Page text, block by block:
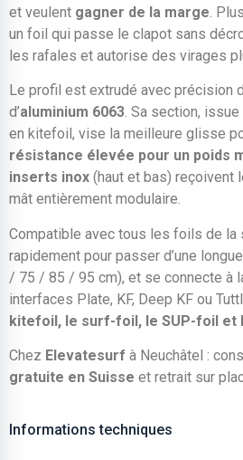
et veulent gagner de la marge .
un foil qui passe le clapot sans
les rafales et autorise des virages
Le profil est extrudé avec précision
d’aluminium 6063. Sa section, issue
en kitefoil, vise la meilleure glisse
résistance élevée pour un poids
inserts inox (haut et bas) reçoivent
mât entièrement modulaire.
Compatible avec tous les foils de la
rapidement pour passer d’une
/ 75 / 85 / 95 cm), et se connecte à
interfaces Plate, KF, Deep KF ou
kitefoil, le surf-foil, le SUP-foil et
Chez Elevatesurf à Neuchâtel :
gratuite en Suisse et retrait sur
Informations techniques